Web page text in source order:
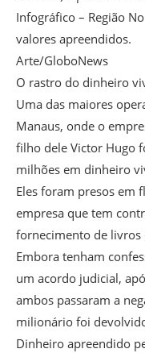
Infográfico – Região
valores apreendidos.
Arte/GloboNews
O rastro do dinheiro
Uma das maiores
Manaus, onde o
filho dele Victor Hugo
milhões em dinheiro
Eles foram presos em
empresa que tem
fornecimento de livros
Embora tenham
um acordo judicial,
ambos passaram a
milionário foi
Dinheiro apreendido